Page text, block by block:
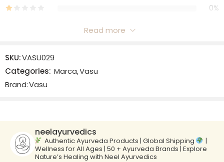
0%
There are no reviews yet.
Read more
SKU:VASU029
Categories: Marca,Vasu
Brand:Vasu
neelayurvedics
Authentic Ayurveda Products | Global Shipping
|
Wellness for All Ages | 50 + Ayurveda Brands | Explore
Nature’s Healing with Neel Ayurvedics